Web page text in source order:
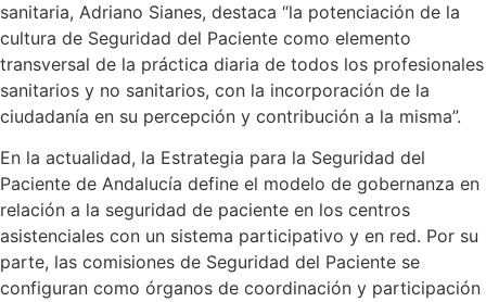
sanitaria, Adriano Sianes, destaca “la potenciación de la
cultura de Seguridad del Paciente como elemento
transversal de la práctica diaria de todos los profesionales
sanitarios y no sanitarios, con la incorporación de la
ciudadanía en su percepción y contribución a la misma”.
En la actualidad, la Estrategia para la Seguridad del
Paciente de Andalucía define el modelo de gobernanza en
relación a la seguridad de paciente en los centros
asistenciales con un sistema participativo y en red. Por su
parte, las comisiones de Seguridad del Paciente se
configuran como órganos de coordinación y participación